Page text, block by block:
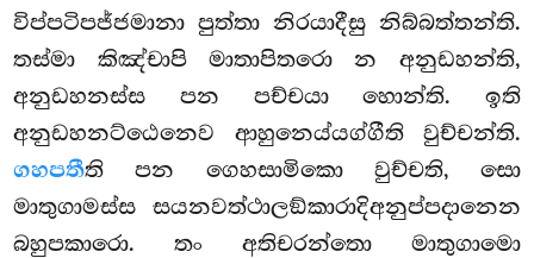
විප්පටිපජ්ජමානා පුත්තා නිරයාදීසු නිබ්බත්තන්ති.
තස්මා කිඤ්චාපි මාතාපිතරො න අනුඩහන්ති,
අනුඩහනස්ස පන පච්චයා හොන්ති. ඉති
අනුඩහනට්ඨෙනෙව ආහුනෙය්යග්ගීති වුච්චන්ති.
ගහපතීති පන ගෙහසාමිකො වුච්චති, සො
මාතුගාමස්ස සයනවත්ථාලඞ්කාරාදිඅනුප්පදානෙන
බහුපකාරො. තං අතිචරන්තො මාතුගාමො